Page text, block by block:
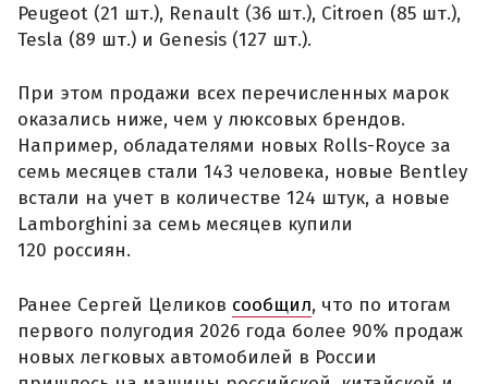
Peugeot (21 шт.), Renault (36 шт.), Citroen (85 шт.),
Tesla (89 шт.) и Genesis (127 шт.).
При этом продажи всех перечисленных марок
оказались ниже, чем у люксовых брендов.
Например, обладателями новых Rolls-Royce за
семь месяцев стали 143 человека, новые Bentley
встали на учет в количестве 124 штук, а новые
Lamborghini за семь месяцев купили
120 россиян.
Ранее Сергей Целиков сообщил, что по итогам
первого полугодия 2026 года более 90% продаж
новых легковых автомобилей в России